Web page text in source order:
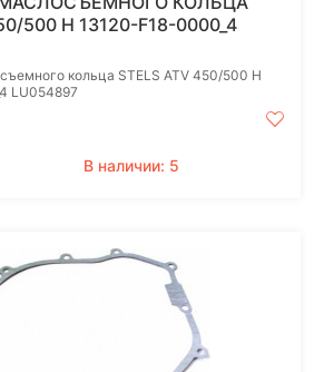
500 H 13120-F18-0000_4
кольца STELS ATV 450/500 H
LU054897
В наличии: 5